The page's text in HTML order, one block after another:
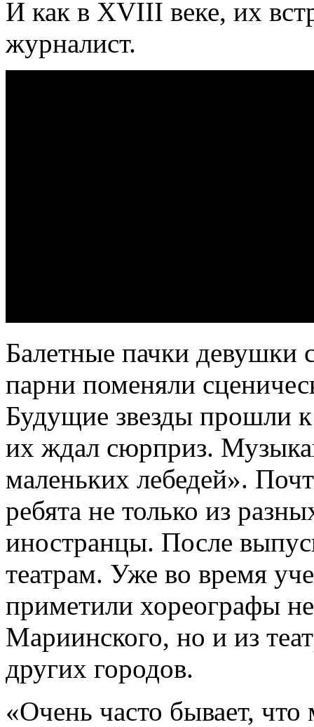
И как в XVIII веке, их
журналист.
Балетные пачки девушки
парни поменяли
Будущие звезды прошли
их ждал сюрприз.
маленьких лебедей».
ребята не только из
иностранцы. После
театрам. Уже во время
приметили хореографы
Мариинского, но и из
других городов.
«Очень часто бывает,